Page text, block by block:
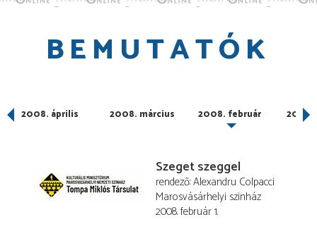
BEMUTATÓK
2008. április 2008. március 2008. február 2008.
Szeget szeggel
rendező Alexandru Colpacci
Marosvásárhelyi szinház
2008. február 1.